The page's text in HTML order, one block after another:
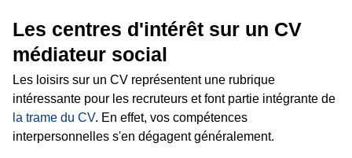
Les centres d'intérêt sur un CV
médiateur social
Les loisirs sur un CV représentent une rubrique
intéressante pour les recruteurs et font partie intégrante de
la trame du CV. En effet, vos compétences
interpersonnelles s'en dégagent généralement.